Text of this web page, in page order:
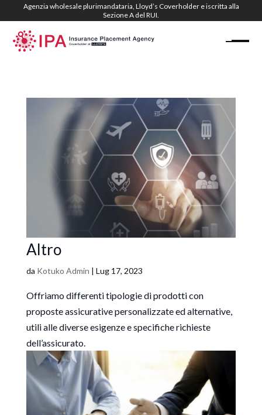
Agenzia wholesale plurimandataria, Lloyd’s Coverholder e iscritta alla
Sezione A del RUI.
Altro
da Kotuko Admin | Lug 17, 2023
Offriamo differenti tipologie di prodotti con
proposte assicurative personalizzate ed alternative,
utili alle diverse esigenze e specifiche richieste
dell’assicurato.